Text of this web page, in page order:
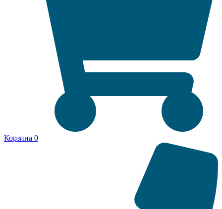
Корзина 0